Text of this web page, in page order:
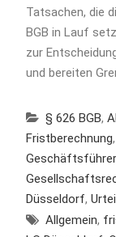
Tatsachen, die
BGB in Lauf
zur
und bereiten
§ 626 BGB,
Fristberechnung,
Düsseldorf,
Allgemein,